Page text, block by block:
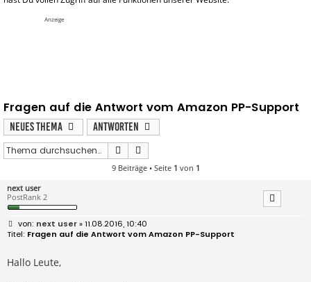
Anzeige
Fragen auf die Antwort vom Amazon PP-Support
Neues Thema
Antworten
Suche
9 Beiträge • Seite 1 von 1
next user
PostRank 2
B
e
i
r
a
next user» 11.08.2016, 10:40
Fragen auf die Antwort vom Amazon PP-Support
Hallo Leute,